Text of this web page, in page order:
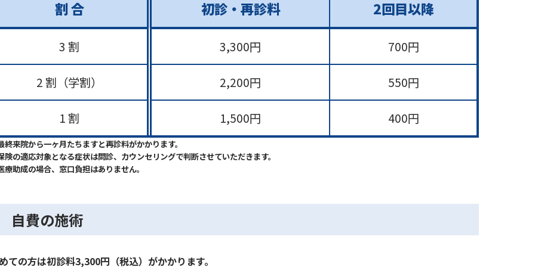
割 合 初診・再診料 2回目以降
3 割 3,300円 700円
2 割（学割） 2,200円 550円
1 割 1,500円 400円
終来院から一ヶ月たちますと再診料がかかります。
険の適応対象となる症状は問診、カウンセリングで判断させていただきます。
療助成の場合、窓口負担はありません。
自費の施術
ての方は初診料3,300円（税込）がかかります。